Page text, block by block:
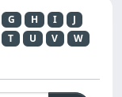
G H I
J
T U V
W